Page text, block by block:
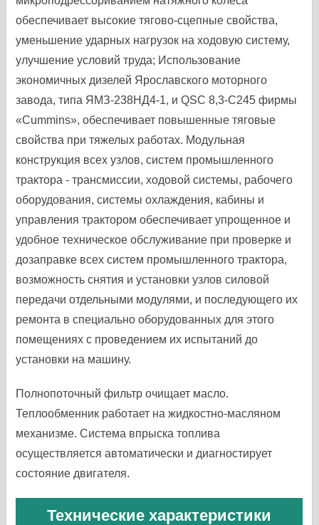
обеспечивает высокие тягово-сцепные свойства,
уменьшение ударных нагрузок на ходовую систему,
улучшение условий труда; Использование
экономичных дизелей Ярославского моторного
завода, типа ЯМЗ-238НД4-1, и QSC 8,3-C245 фирмы
«Cummins», обеспечивает повышенные тяговые
свойства при тяжелых работах. Модульная
конструкция всех узлов, систем промышленного
трактора - трансмиссии, ходовой системы, рабочего
оборудования, системы охлаждения, кабины и
управления трактором обеспечивает упрощенное и
удобное техническое обслуживание при проверке и
дозаправке всех систем промышленного трактора,
возможность снятия и установки узлов силовой
передачи отдельными модулями, и последующего их
ремонта в специально оборудованных для этого
помещениях с проведением их испытаний до
установки на машину.
Полнопоточный фильтр очищает масло.
Теплообменник работает на жидкостно-масляном
механизме. Система впрыска топлива
осуществляется автоматически и диагностирует
состояние двигателя.
Технические характеристики